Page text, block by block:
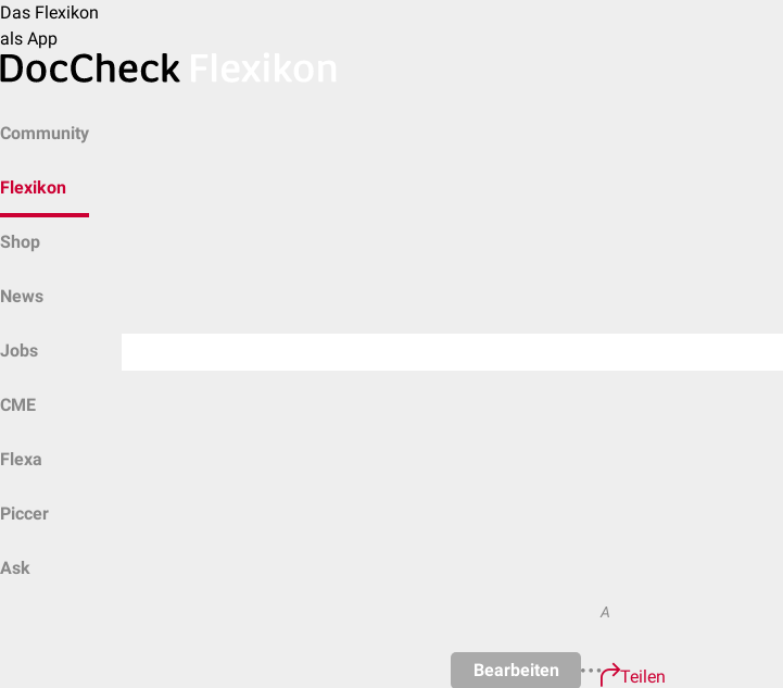
Das Flexikon
als App
Community
Flexikon
Shop
News
Jobs
CME
Flexa
Piccer
Ask
Bearbeiten
A
Teilen